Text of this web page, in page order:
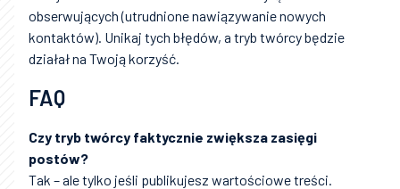
obserwujących (utrudnione nawiązywanie nowych
kontaktów). Unikaj tych błędów, a tryb twórcy będzie
działał na Twoją korzyść.
FAQ
Czy tryb twórcy faktycznie zwiększa zasięgi
postów?
Tak – ale tylko jeśli publikujesz wartościowe treści.